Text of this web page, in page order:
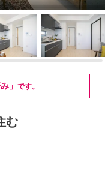
」 です。
む